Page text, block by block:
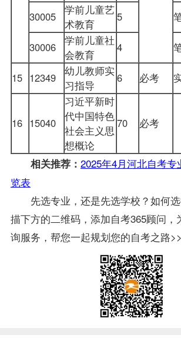
30005
学前儿童艺
术教育
5
30006
学前儿童社
会教育
4
15 12349
幼儿教师实
习指导
6 必考
16 15040
习近平新时
代中国特色
社会主义思
想概论
70 必考
相关推荐： 2025年4月河北自考
览表
先选专业，还是先选学校？如何
描下方的二维码，添加自考365顾问，
询服务，帮您一起规划您的自考之路>>